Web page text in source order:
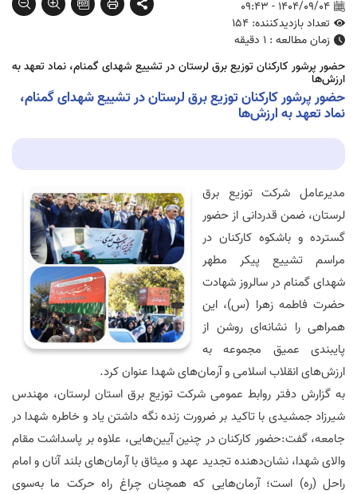
1404/09/04 - 09:43
تعداد بازدیدکننده: 154
زمان مطالعه : 1 دقیقه
حضور پرشور کارکنان توزیع برق لرستان در تشییع شهدای گمنام، نماد تعهد به
ارزش‌ها
حضور پرشور کارکنان توزیع برق لرستان در تشییع شهدای گمنام،
نماد تعهد به ارزش‌ها
مدیرعامل شرکت توزیع برق
لرستان، ضمن قدردانی از حضور
گسترده و باشکوه کارکنان در
مراسم تشییع پیکر مطهر
شهدای گمنام در سالروز شهادت
حضرت فاطمه زهرا (س)، این
همراهی را نشانه‌ای روشن از
پایبندی عمیق مجموعه به
ارزش‌های انقلاب اسلامی و آرمان‌های شهدا عنوان کرد.
به گزارش دفتر روابط عمومی شرکت توزیع برق استان لرستان، مهندس
شیرزاد جمشیدی با تاکید بر ضرورت زنده نگه داشتن یاد و خاطره شهدا در
جامعه، گفت:حضور کارکنان در چنین آیین‌هایی، علاوه بر پاسداشت مقام
والای شهدا، نشان‌دهنده تجدید عهد و میثاق با آرمان‌های بلند آنان و امام
راحل (ره) است؛ آرمان‌هایی که همچنان چراغ راه حرکت ما به‌سوی